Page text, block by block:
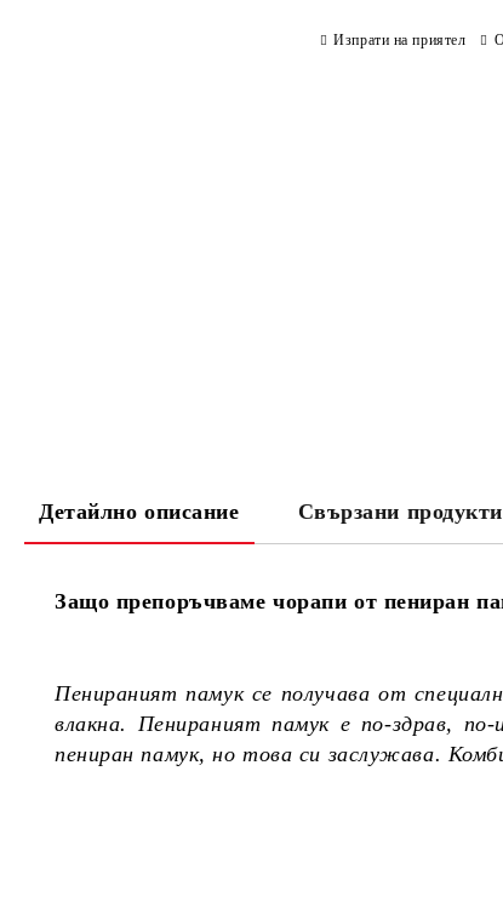
Изпрати на приятел
Детайлно описание Свързани продукти
Защо препоръчваме чорапи от пениран
Пенираният памук се получава от
влакна. Пенираният памук е по-здрав,
пениран памук, но това си заслужава.